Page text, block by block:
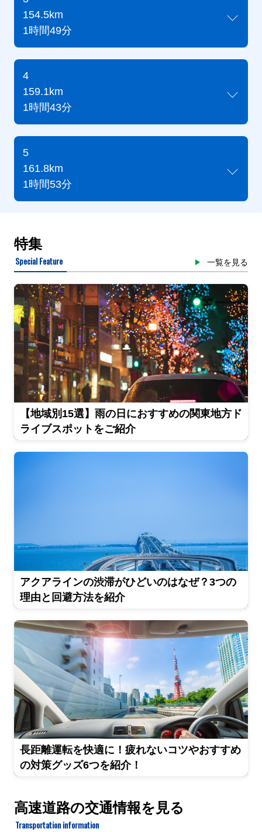
154.5km
1時間49分
4
159.1km
1時間43分
5
161.8km
1時間53分
特集
Special Feature 一覧を見る
【地域別15選】雨の日におすすめの関東地方ド
ライブスポットをご紹介
アクアラインの渋滞がひどいのはなぜ？3つの
理由と回避方法を紹介
長距離運転を快適に！疲れないコツやおすすめ
の対策グッズ6つを紹介！
高速道路の交通情報を見る
Transportation information